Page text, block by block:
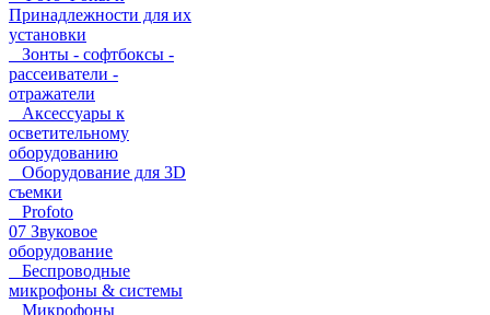
Принадлежности для их
установки
Зонты - софтбоксы -
рассеиватели -
отражатели
Аксессуары к
осветительному
оборудованию
Оборудование для 3D
съемки
Profoto
07 Звуковое
оборудование
Беспроводные
микрофоны & системы
Микрофоны